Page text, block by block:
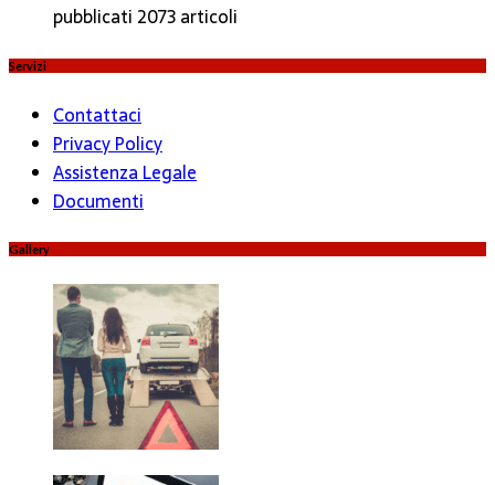
pubblicati 2073 articoli
Servizi
Contattaci
Privacy Policy
Assistenza Legale
Documenti
Gallery